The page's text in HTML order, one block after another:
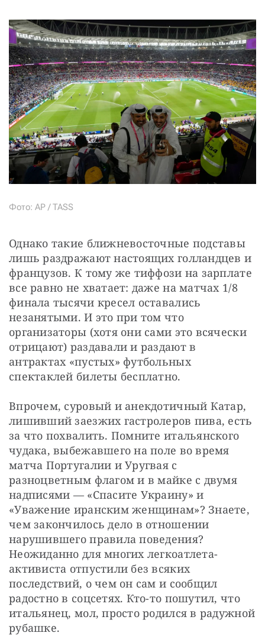
Фото: AP / TASS
Однако такие ближневосточные подставы
лишь раздражают настоящих голландцев и
французов. К тому же тиффози на зарплате
все равно не хватает: даже на матчах 1/8
финала тысячи кресел оставались
незанятыми. И это при том что
организаторы (хотя они сами это всячески
отрицают) раздавали и раздают в
антрактах «пустых» футбольных
спектаклей билеты бесплатно.
Впрочем, суровый и анекдотичный Катар,
лишивший заезжих гастролеров пива, есть
за что похвалить. Помните итальянского
чудака, выбежавшего на поле во время
матча Португалии и Уругвая с
разноцветным флагом и в майке с двумя
надписями — «Спасите Украину» и
«Уважение иранским женщинам»? Знаете,
чем закончилось дело в отношении
нарушившего правила поведения?
Неожиданно для многих легкоатлета-
активиста отпустили без всяких
последствий, о чем он сам и сообщил
радостно в соцсетях. Кто-то пошутил, что
итальянец, мол, просто родился в радужной
рубашке.